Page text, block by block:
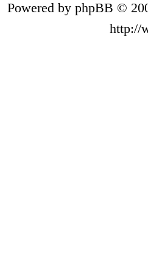
Powered by phpBB ©
http://